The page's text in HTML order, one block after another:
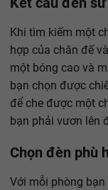
Khi tìm kiếm một
hợp của chân đế
một bóng cao và
bạn chọn được
để che được một
bạn phải vươn lên
Chọn đèn phù
Với mỗi phòng